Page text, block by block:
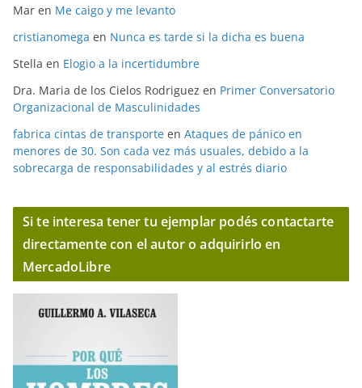
Mar en Me caigo y me levanto
cristianomega en Nunca es tarde si la dicha es buena
Stella en Elogio a la incertidumbre
Dra. Maria de los Cielos Rodriguez en Primer Conversatorio
Organizacional de Masculinidades
fabrica cintas de transporte en Ataques de pánico en
menores de 30. Son cada vez más usuales, debido a la
sobrecarga de responsabilidades y al estrés diario
Si te interesa tener tu ejemplar podés contactarte
directamente con el autor o adquirirlo en
MercadoLibre